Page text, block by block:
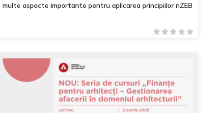
multe aspecte importante pentru aplicarea principiilor nZEB